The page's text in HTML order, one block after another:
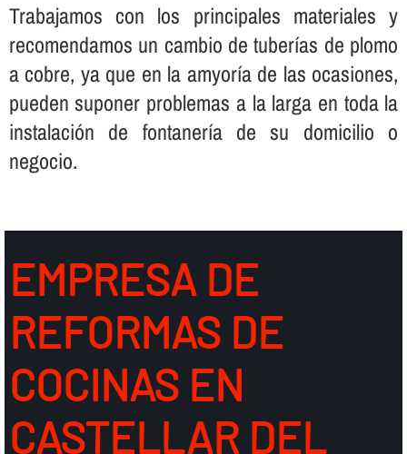
Trabajamos con los principales materiales y
recomendamos un cambio de tuberí­as de plomo
a cobre, ya que en la amyorí­a de las ocasiones,
pueden suponer problemas a la larga en toda la
instalación de fontanerí­a de su domicilio o
negocio.
EMPRESA DE
REFORMAS DE
COCINAS EN
CASTELLAR DEL